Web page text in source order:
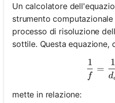
Un calcolatore
strumento
processo di risoluzione
sottile. Questa equazione,
f
1
=
d
1
mette in relazione: